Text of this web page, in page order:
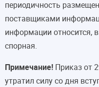
периодичность
поставщиками
информации относится,
спорная.
Примечание! Приказ от
утратил силу со дня